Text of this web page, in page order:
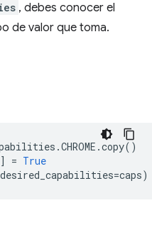
, debes conocer el
de valor que toma.
.CHROME .copy()
] = True
desired_capabilities=caps)